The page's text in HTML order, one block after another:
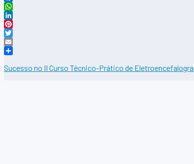
Facebook
WhatsApp
LinkedIn
Pinterest
Twitter
Email
Sucesso no II Curso Técnico-Prático de